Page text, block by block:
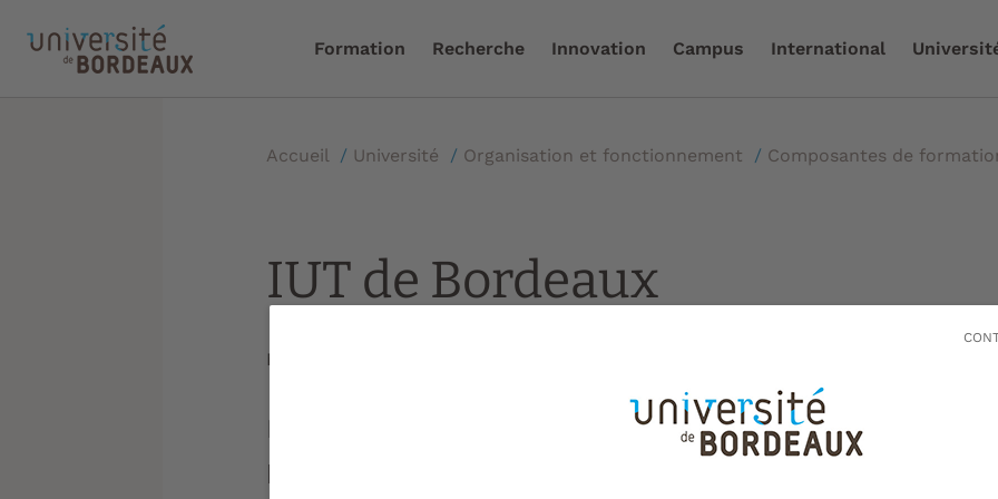
Formation Recherche Innovation Campus International
Accueil / Université / Organisation et fonctionnement / Composantes de
IUT de Bordeaux
Mise à jour le :
L'Institut universitaire de technologie (IUT) de Bordeaux
propose 15 spécialités réparties dans 16 départements.